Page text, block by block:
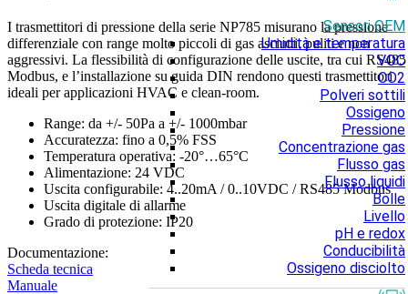
Sensori OEM
Umidità e temperatura
VOC
CO2
Polveri sottili
Ossigeno
Pressione
Concentrazione gas
Flusso gas
Flusso liquidi
Bolle
Livello
pH e redox
Conducibilità
Ossigeno disciolto
I trasmettitori di pressione della serie NP785 misurano la pressione
differenziale con range molto piccoli di gas asciutti, puliti e non
aggressivi. La flessibilità di configurazione delle uscite, tra cui RS485
Modbus, e l’installazione su guida DIN rendono questi trasmettitori
ideali per applicazioni HVAC e clean-room.
Range: da +/- 50Pa a +/- 1000mbar
Accuratezza: fino a 0,5% FSS
Temperatura operativa: -20°…65°C
Alimentazione: 24 VDC
Uscita configurabile: 4..20mA / 0..10VDC / RS485 Modbus
Uscita digitale di allarme
Grado di protezione: IP20
Documentazione:
Scheda tecnica
Manuale